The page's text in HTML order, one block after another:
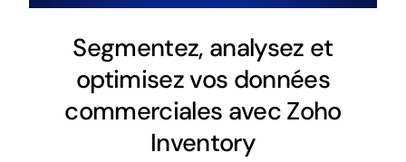
Segmentez, analysez et
optimisez vos données
commerciales avec Zoho
Inventory